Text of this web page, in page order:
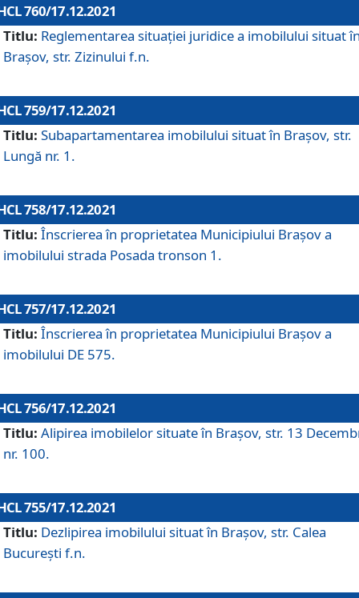
760/17.12.2021
Titlu: Reglementarea situației juridice a imobilului situat
Brașov, str. Zizinului f.n.
759/17.12.2021
Titlu: Subapartamentarea imobilului situat în Brașov, str.
Lungă nr. 1.
758/17.12.2021
Titlu: Înscrierea în proprietatea Municipiului Brașov a
imobilului strada Posada tronson 1.
757/17.12.2021
Titlu: Înscrierea în proprietatea Municipiului Brașov a
imobilului DE 575.
756/17.12.2021
Titlu: Alipirea imobilelor situate în Brașov, str. 13
nr. 100.
755/17.12.2021
Titlu: Dezlipirea imobilului situat în Brașov, str. Calea
București f.n.